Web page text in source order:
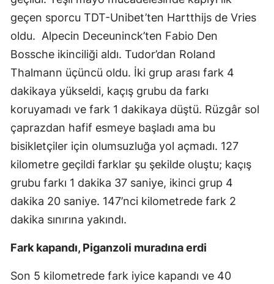
geçen sporcu TDT-Unibet’ten Hartthijs de Vries
oldu. Alpecin Deceuninck’ten Fabio Den
Bossche ikinciliği aldı. Tudor’dan Roland
Thalmann üçüncü oldu. İki grup arası fark 4
dakikaya yükseldi, kaçış grubu da farkı
koruyamadı ve fark 1 dakikaya düştü. Rüzgâr sol
çaprazdan hafif esmeye başladı ama bu
bisikletçiler için olumsuzluğa yol açmadı. 127
kilometre geçildi farklar şu şekilde oluştu; kaçış
grubu farkı 1 dakika 37 saniye, ikinci grup 4
dakika 20 saniye. 147’nci kilometrede fark 2
dakika sınırına yakındı.
Fark kapandı, Piganzoli muradına erdi
Son 5 kilometrede fark iyice kapandı ve 40